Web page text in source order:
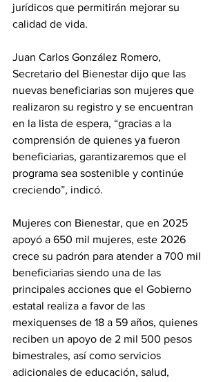
jurídicos que permitirán mejorar su
calidad de vida.
Juan Carlos González Romero,
Secretario del Bienestar dijo que las
nuevas beneficiarias son mujeres que
realizaron su registro y se encuentran
en la lista de espera, “gracias a la
comprensión de quienes ya fueron
beneficiarias, garantizaremos que el
programa sea sostenible y continúe
creciendo”, indicó.
Mujeres con Bienestar, que en 2025
apoyó a 650 mil mujeres, este 2026
crece su padrón para atender a 700 mil
beneficiarias siendo una de las
principales acciones que el Gobierno
estatal realiza a favor de las
mexiquenses de 18 a 59 años, quienes
reciben un apoyo de 2 mil 500 pesos
bimestrales, así como servicios
adicionales de educación, salud,